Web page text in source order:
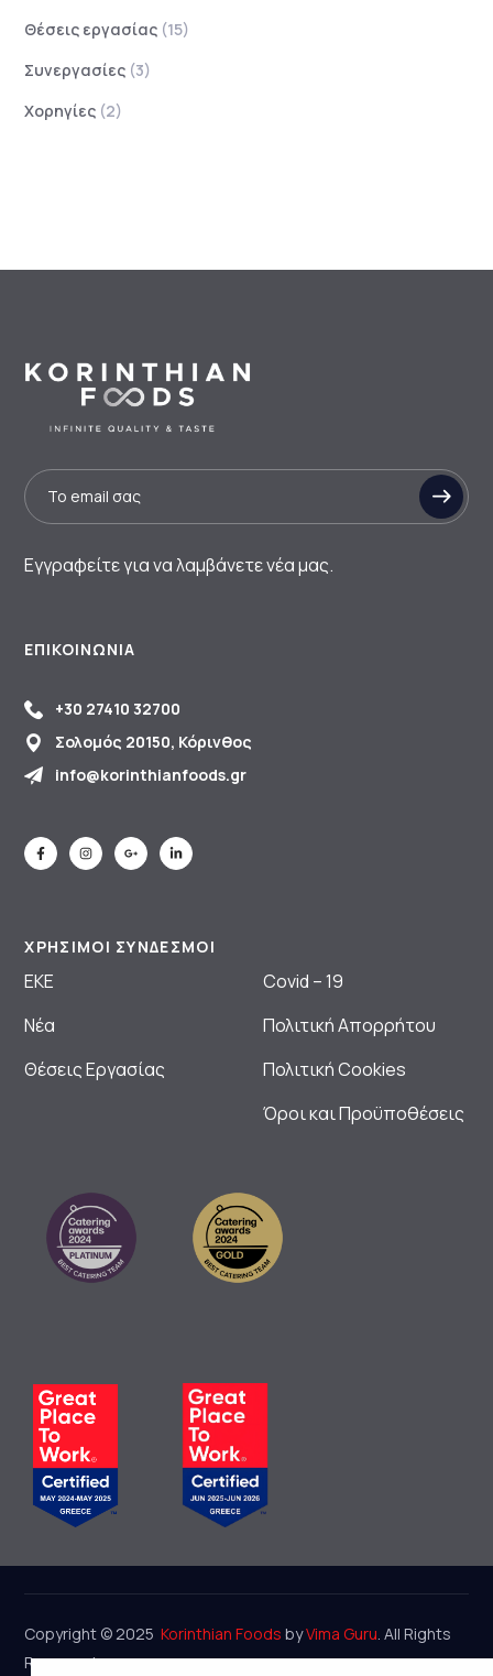
Θέσεις εργασίας (15)
Συνεργασίες (3)
Χορηγίες (2)
Εγγραφείτε για να λαμβάνετε νέα μας.
ΕΠΙΚΟΙΝΩΝΊΑ
+30 27410 32700
Σολομός 20150, Κόρινθος
info@korinthianfoods.gr
ΧΡΗΣΙΜΟΙ ΣΥΝΔΕΣΜΟΙ
ΕΚΕ
Νέα
Θέσεις Εργασίας
Covid – 19
Πολιτική Απορρήτου
Πολιτική Cookies
Όροι και Προϋποθέσεις
Copyright © 2025Korinthian FoodsbyVima Guru. All Rights
Reserved.